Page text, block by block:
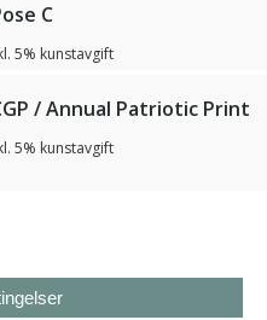
C
5% kunstavgift
/ Annual Patriotic Print
5% kunstavgift